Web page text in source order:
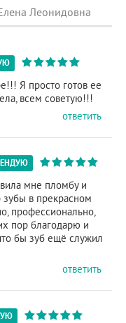
Леонидовна
Я просто готов ее
всем советую!!!
ответить
мне пломбу и
в прекрасном
профессионально,
пор благодарю и
бы зуб ещё служил
ответить